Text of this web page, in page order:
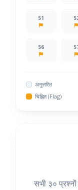
51
56
अनुत्तरित
चिह्नित (Flag)
सभी ३०